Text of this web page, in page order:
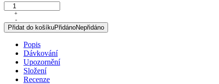
Jetel
červený,
originální
bylinné
kapky,
množství
+
-
Přidat do košíkuPřidánoNepřidáno
Popis
Dávkování
Upozornění
Složení
Recenze